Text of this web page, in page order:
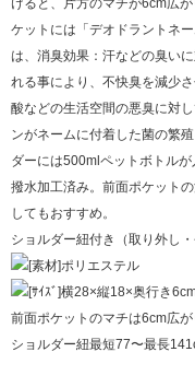
ケットには「デオドラントネ
は、消臭効果：汗などの臭い
れる事により、不快臭を減少
酸などの生活空間の悪臭に対
ンがネームに付着した菌の繁
ダーには500mlペットボトルが
撥水加工済み。前面ポケット
してもおすすめ。
ショルダー紐付き（取り外し・
[素材]ポリエステル
[ｻｲｽﾞ]横28×縦18×奥行き
前面ポケットのマチは6cm広が
ショルダー紐最短77〜最長